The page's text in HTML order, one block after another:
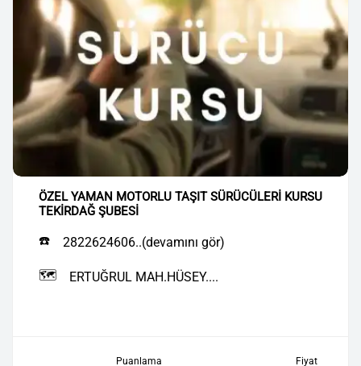
ÖZEL YAMAN MOTORLU TAŞIT SÜRÜCÜLERİ KURSU
TEKİRDAĞ ŞUBESİ
☎️ 2822624606..(devamını gör)
🗺️ ERTUĞRUL MAH.HÜSEY....
Puanlama Fiyat